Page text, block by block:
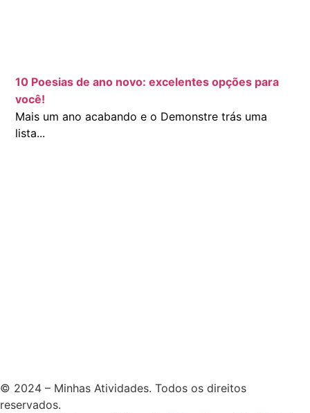
10 Poesias de ano novo: excelentes opções para
você!
Mais um ano acabando e o Demonstre trás uma
lista...
© 2024 – Minhas Atividades. Todos os direitos
reservados.